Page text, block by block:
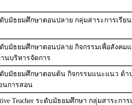
บมัธยมศึกษาตอนปลาย กลุ่มสาระการเรี
บมัธยมศึกษาตอนปลาย กิจกรรมเพื่อสังคม
นบริหารจัดการ
ดับมัธยมศึกษาตอนต้น กิจกรรมแนะแนว ด้
นการสอน
Teacher ระดับมัธยมศึกษา กลุ่มสาระการ